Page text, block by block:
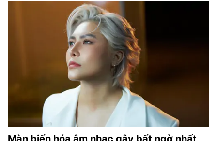
Màn biến hóa âm nhạc gây bất ngờ nhất